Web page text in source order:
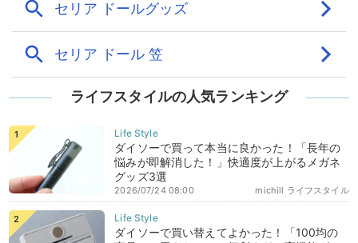
ライフスタイルの人気ランキング
ダイソーで買って本当に良かった！「長年の
悩みが即解消した！」快適度が上がるメガネ
グッズ3選
michill ライフスタイル
2026/07/24 08:00
ダイソーで買い替えてよかった！「100均の